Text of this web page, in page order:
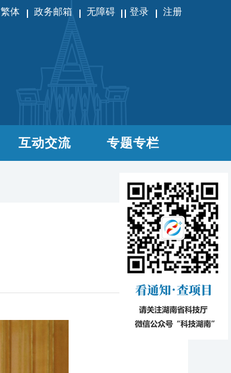
繁体 政务邮箱 无障碍 登录 注册
互动交流 专题专栏